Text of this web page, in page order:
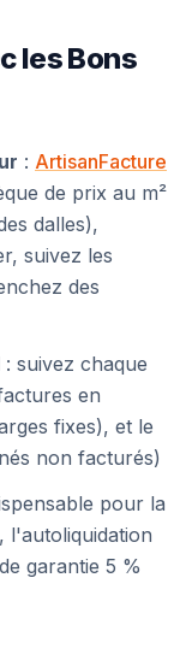
les Bons
: ArtisanFacture
de prix au m²
dalles),
suivez les
des
: suivez chaque
en
fixes), et le
non facturés)
pour la
l'autoliquidation
garantie 5 %